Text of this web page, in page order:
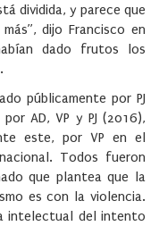
dividida, y parece que
dijo Francisco en
dado frutos los
públicamente por PJ
AD, VP y PJ (2016),
este, por VP en el
Todos fueron
que plantea que la
es con la violencia.
intelectual del intento